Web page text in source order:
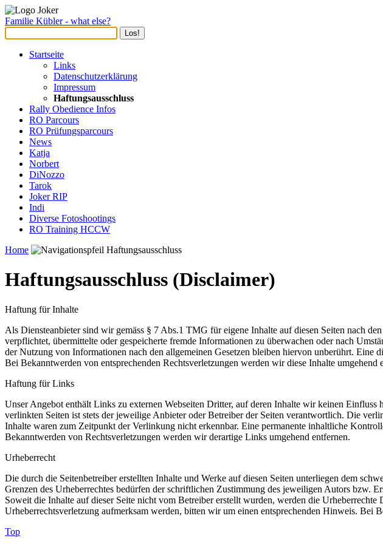
Familie Kübler - what else?
Startseite
Links
Datenschutzerklärung
Impressum
Haftungsausschluss
Rally Obedience Infos
RO Parcours
RO Prüfungsparcours
News
Katja
Norbert
DiNozzo
Tarok
Joker RIP
Indi
Diverse Fotoshootings
RO Training HCCW
Home
Haftungsausschluss
Haftungsausschluss (Disclaimer)
Haftung für Inhalte
Als Diensteanbieter sind wir gemäss § 7 Abs.1 TMG für eigene Inhalte auf diesen Seiten nach
verpflichtet, übermittelte oder gespeicherte fremde Informationen zu überwachen oder nach
der Nutzung von Informationen nach den allgemeinen Gesetzen bleiben hiervon unberührt.
Bei Bekanntwerden von entsprechenden Rechtsverletzungen werden wir diese Inhalte umgehend
Haftung für Links
Unser Angebot enthält Links zu externen Webseiten Dritter, auf deren Inhalte wir keinen
verlinkten Seiten ist stets der jeweilige Anbieter oder Betreiber der Seiten verantwortlich. Die
Inhalte waren zum Zeitpunkt der Verlinkung nicht erkennbar. Eine permanente inhaltliche
Bekanntwerden von Rechtsverletzungen werden wir derartige Links umgehend entfernen.
Urheberrecht
Die durch die Seitenbetreiber erstellten Inhalte und Werke auf diesen Seiten unterliegen dem
Grenzen des Urheberrechtes bedürfen der schriftlichen Zustimmung des jeweiligen Autors bzw.
Soweit die Inhalte auf dieser Seite nicht vom Betreiber erstellt wurden, werden die
Urheberrechtsverletzung aufmerksam werden, bitten wir um einen entsprechenden Hinweis. Bei
Top